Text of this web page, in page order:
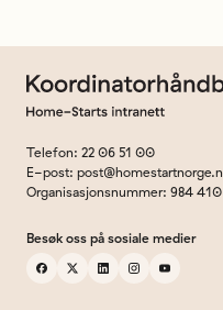
Til forsiden
Telefon: 22 06 51 00
E-post:
Organisasjonsnummer: 984
Besøk oss på sosiale medier
facebook
x linkedininstagramyoutube